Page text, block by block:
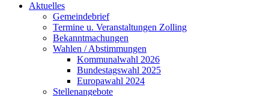
Aktuelles
Gemeindebrief
Termine u. Veranstaltungen Zolling
Bekanntmachungen
Wahlen / Abstimmungen
Kommunalwahl 2026
Bundestagswahl 2025
Europawahl 2024
Stellenangebote